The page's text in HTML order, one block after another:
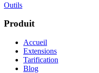
Outils
Produit
Accueil
Extensions
Tarification
Blog